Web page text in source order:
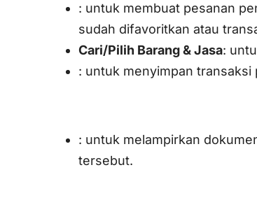
: untuk membuat pesanan
sudah difavoritkan atau
Cari/Pilih Barang & Jasa:
: untuk menyimpan transaksi
: untuk melampirkan
tersebut.